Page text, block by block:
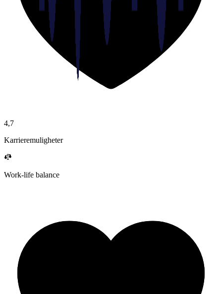
4,7
Karrieremuligheter
Work-life balance